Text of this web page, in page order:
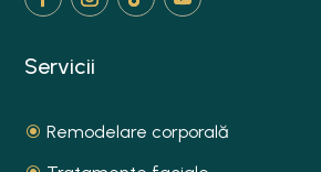
Servicii
Remodelare corporală